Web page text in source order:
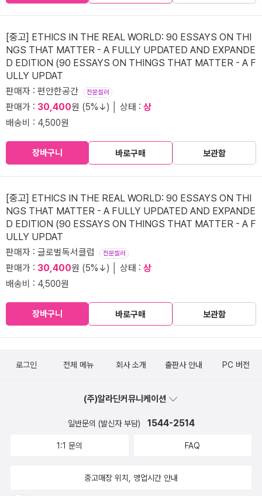
[중고] ETHICS IN THE REAL WORLD: 90 ESSAYS ON THI
NGS THAT MATTER - A FULLY UPDATED AND EXPANDE
D EDITION (90 ESSAYS ON THINGS THAT MATTER - A F
ULLY UPDAT
판매자 : 편안한공간 전문셀러
판매가 : 30,400원 (5%↓) │ 상태 : 상
배송비 : 4,500원
장바구니 바로구매 보관함
[중고] ETHICS IN THE REAL WORLD: 90 ESSAYS ON THI
NGS THAT MATTER - A FULLY UPDATED AND EXPANDE
D EDITION (90 ESSAYS ON THINGS THAT MATTER - A F
ULLY UPDAT
판매자 : 글로벌독서클럽 전문셀러
판매가 : 30,400원 (5%↓) │ 상태 : 상
배송비 : 4,500원
장바구니 바로구매 보관함
로그인 전체 메뉴 회사 소개 출판사 안내 PC 버전
(주)알라딘커뮤니케이션
일반문의 (발신자 부담) 1544-2514
1:1 문의 FAQ
중고매장 위치, 영업시간 안내